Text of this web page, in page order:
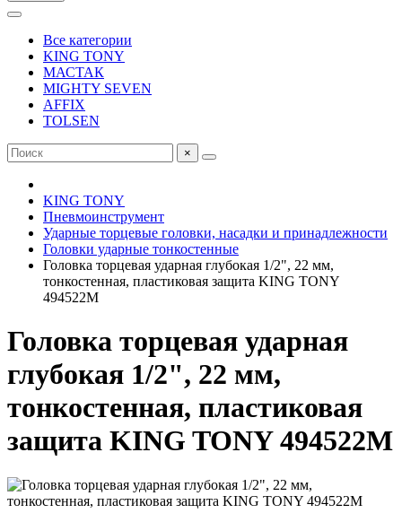
Все категории
KING TONY
МАСТАК
MIGHTY SEVEN
AFFIX
TOLSEN
×
KING TONY
Пневмоинструмент
Ударные торцевые головки, насадки и принадлежности
Головки ударные тонкостенные
Головка торцевая ударная глубокая 1/2", 22 мм,
тонкостенная, пластиковая защита KING TONY
494522M
Головка торцевая ударная
глубокая 1/2", 22 мм,
тонкостенная, пластиковая
защита KING TONY 494522M